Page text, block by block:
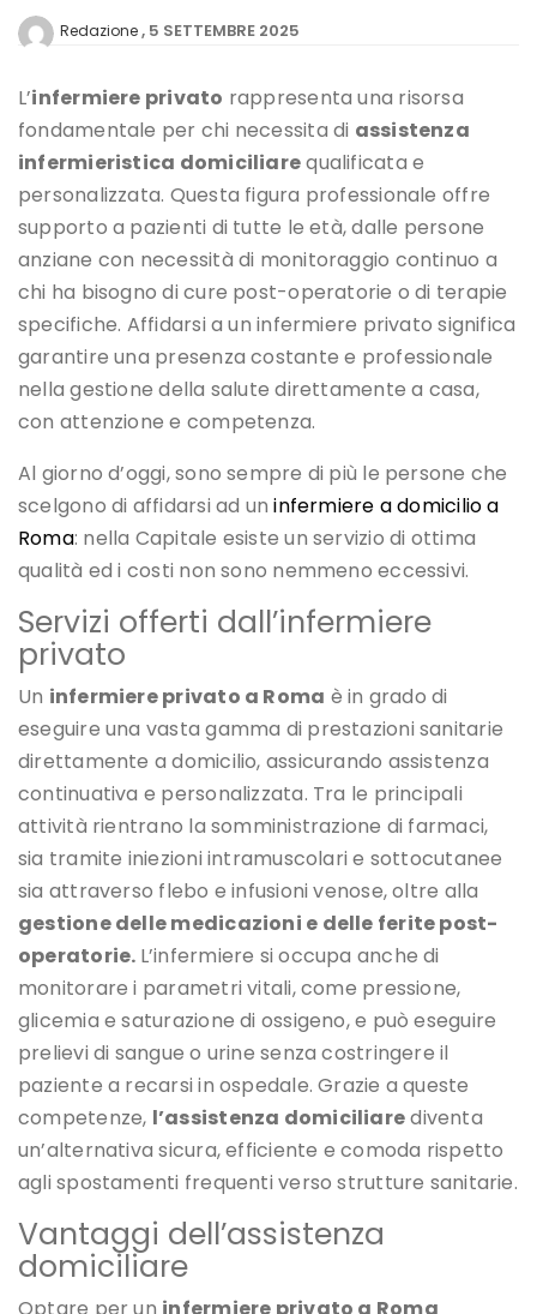
Redazione 5 SETTEMBRE 2025
L’infermiere privato rappresenta una risorsa
fondamentale per chi necessita di assistenza
infermieristica domiciliarequalificata e
personalizzata. Questa figura professionale offre
supporto a pazienti di tutte le età, dalle persone
anziane con necessità di monitoraggio continuo a
chi ha bisogno di cure post-operatorie o di terapie
specifiche. Affidarsi a un infermiere privato significa
garantire una presenza costante e professionale
nella gestione della salute direttamente a casa,
con attenzione e competenza.
Al giorno d’oggi, sono sempre di più le persone che
scelgono di affidarsi ad uninfermiere a domicilio a
Roma: nella Capitale esiste un servizio di ottima
qualità ed i costi non sono nemmeno eccessivi.
Servizi offerti dall’infermiere
privato
Un infermiere privato a Roma è in grado di
eseguire una vasta gamma di prestazioni sanitarie
direttamente a domicilio, assicurando assistenza
continuativa e personalizzata. Tra le principali
attività rientrano la somministrazione di farmaci,
sia tramite iniezioni intramuscolari e sottocutanee
sia attraverso flebo e infusioni venose, oltre alla
gestione delle medicazioni e delle ferite post-
operatorie. L’infermiere si occupa anche di
monitorare i parametri vitali, come pressione,
glicemia e saturazione di ossigeno, e può eseguire
prelievi di sangue o urine senza costringere il
paziente a recarsi in ospedale. Grazie a queste
competenze, l’assistenza domiciliarediventa
un’alternativa sicura, efficiente e comoda rispetto
agli spostamenti frequenti verso strutture sanitarie.
Vantaggi dell’assistenza
domiciliare